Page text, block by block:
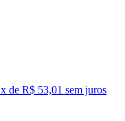
x de R$ 53,01 sem juros